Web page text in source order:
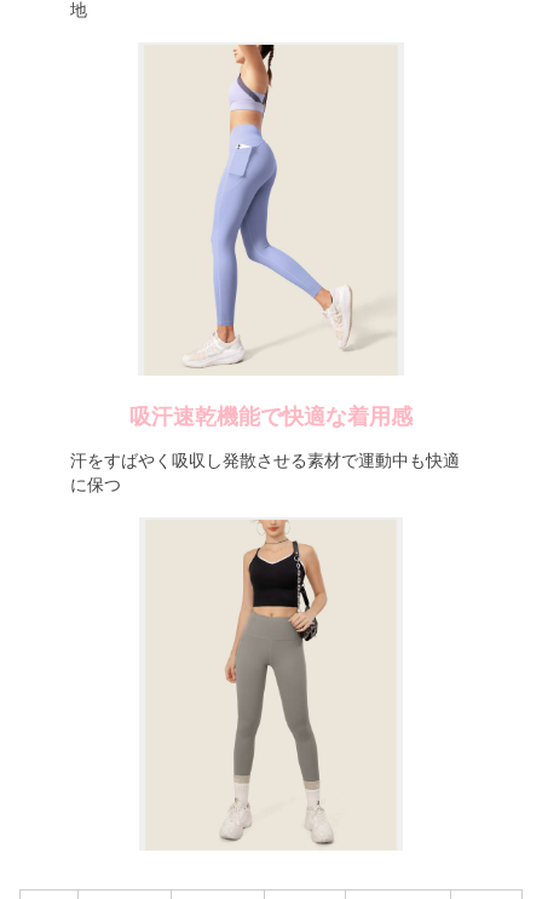
地
吸汗速乾機能で快適な着用感
汗をすばやく吸収し発散させる素材で運動中も快適
に保つ